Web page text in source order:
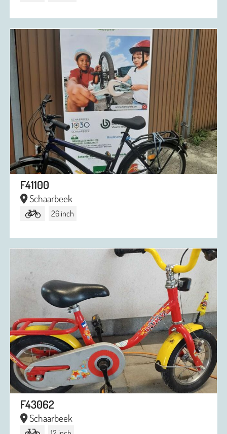
F41100
Schaarbeek
26 inch
F43062
Schaarbeek